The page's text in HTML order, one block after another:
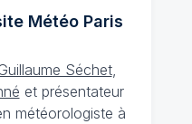
MétéoParis
Séchet,
et présentateur
météorologiste à